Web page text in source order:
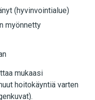
(hyvinvointialue)
myönnetty
mukaasi
hoitokäyntiä varten